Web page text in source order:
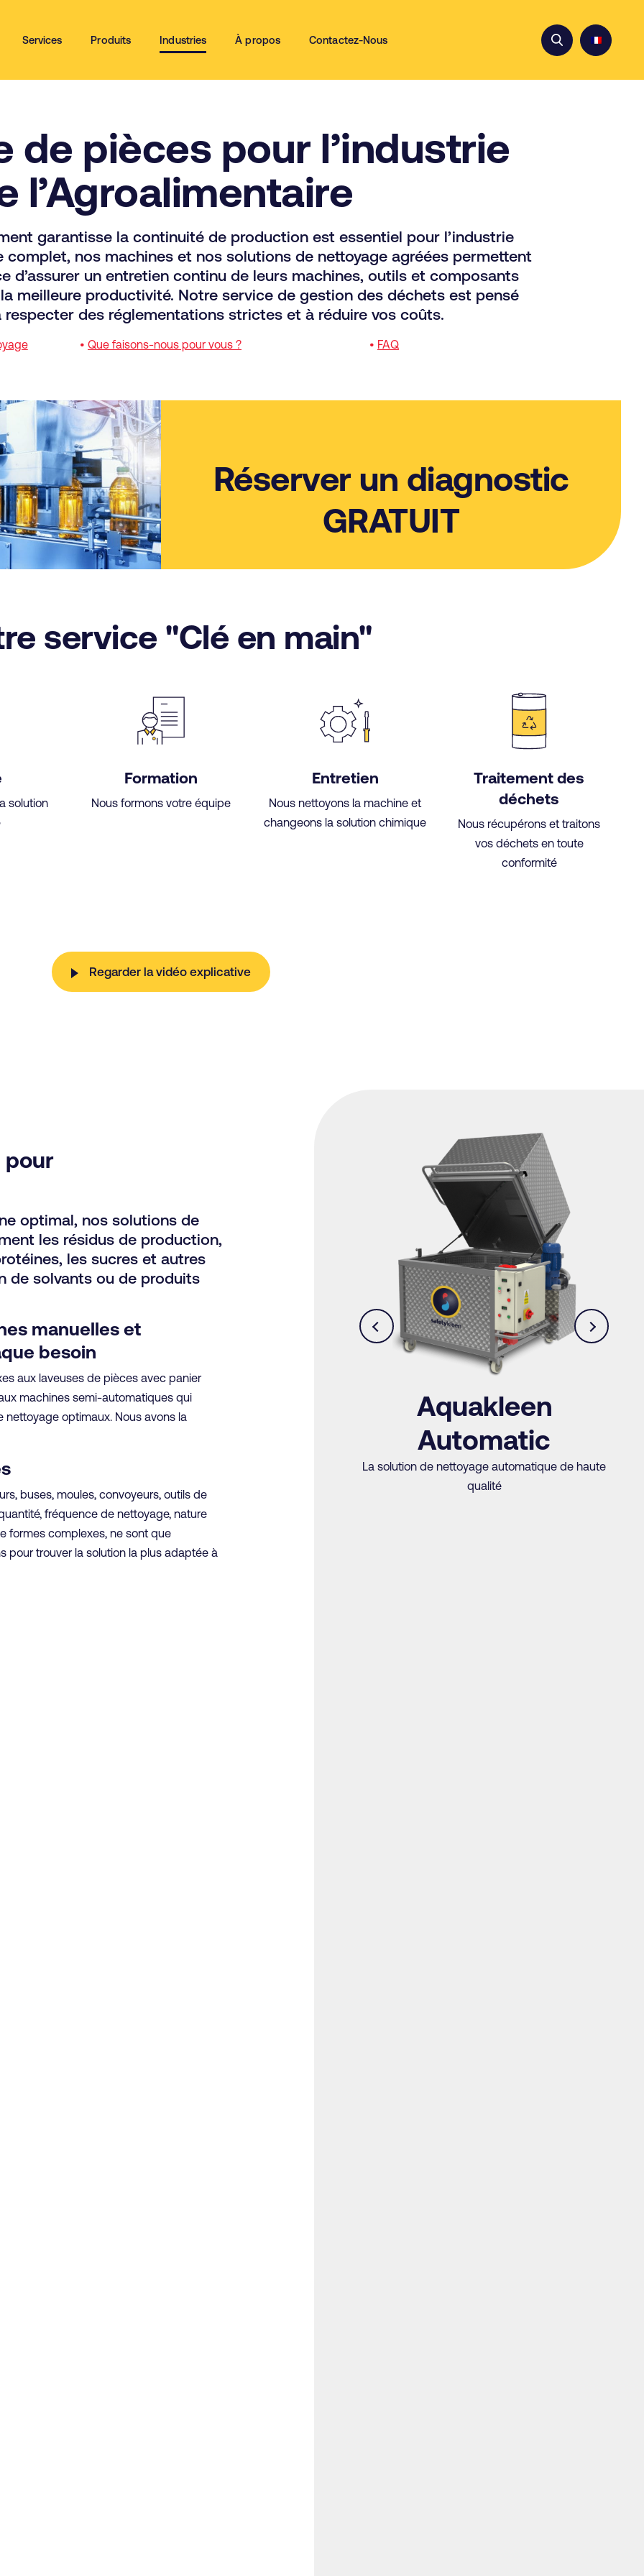
Services Produits Industries À propos Contactez-Nous
de pièces pour l’industrie
l’Agroalimentaire
garantisse la continuité de production est essentiel pour l’industrie
complet, nos machines et nos solutions de nettoyage agréées permettent
d’assurer un entretien continu de leurs machines, outils et composants
meilleure productivité. Notre service de gestion des déchets est pensé
respecter des réglementations strictes et à réduire vos coûts.
• Que faisons-nous pour vous ? • FAQ
Réserver un diagnostic
GRATUIT
service "Clé en main"
solution
Formation
Nous formons votre équipe
Entretien
Nous nettoyons la machine et
changeons la solution chimique
Traitement des
déchets
Nous récupérons et traitons
vos déchets en toute
conformité
Regarder la vidéo explicative
pour
optimal, nos solutions de
les résidus de production,
les sucres et autres
de solvants ou de produits
manuelles et
besoin
aux laveuses de pièces avec panier
machines semi-automatiques qui
nettoyage optimaux. Nous avons la
buses, moules, convoyeurs, outils de
fréquence de nettoyage, nature
formes complexes, ne sont que
pour trouver la solution la plus adaptée à
Aquakleen
Aquakleen
Automatic
La solution de nettoyage automatique de haute
qualité